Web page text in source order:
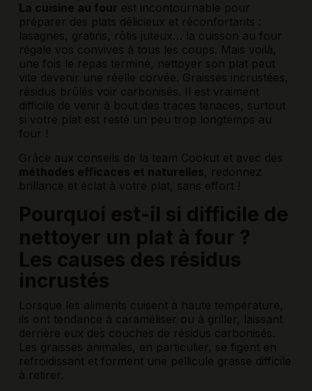
La cuisine au four est incontournable pour
préparer des plats délicieux et réconfortants :
lasagnes, gratins, rôtis juteux… la cuisson au four
régale vos convives à tous les coups. Mais voilà,
une fois le repas terminé, nettoyer son plat peut
vite devenir une réelle corvée. Graisses incrustées,
résidus brûlés voir carbonisés. Il est vraiment
difficile de venir à bout des traces tenaces, surtout
si votre plat est resté un peu trop longtemps au
four !
Grâce aux conseils de la team Cookut et avec des
méthodes efficaces et naturelles, redonnez
brillance et éclat à votre plat, sans effort !
Pourquoi est-il si difficile de
nettoyer un plat à four ?
Les causes des résidus
incrustés
Lorsque les aliments cuisent à haute température,
ils ont tendance à caraméliser ou à griller, laissant
derrière eux des couches de résidus carbonisés.
Les graisses animales, en particulier, se figent en
refroidissant et forment une pellicule grasse difficile
à retirer.